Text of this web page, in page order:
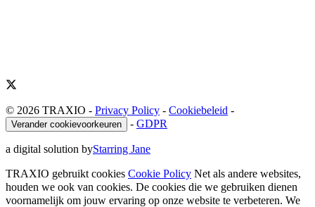
© 2026 TRAXIO - Privacy Policy - Cookiebeleid -
Verander cookievoorkeuren - GDPR
a digital solution byStarring Jane
TRAXIO gebruikt cookies Cookie Policy Net als andere websites,
houden we ook van cookies. De cookies die we gebruiken dienen
voornamelijk om jouw ervaring op onze website te verbeteren. We